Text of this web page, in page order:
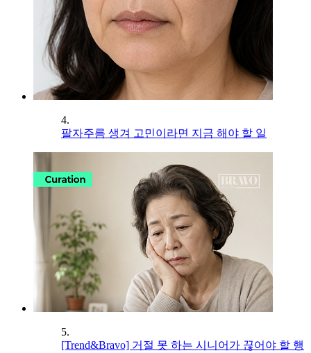
4.
팔자주름 생겨 고민이라면 지금 해야 할 일
5.
[Trend&Bravo] 거절 못 하는 시니어가 끊어야 할 행